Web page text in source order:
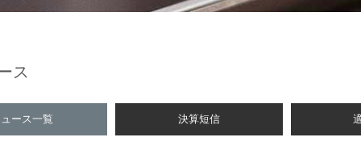
ス
ース一覧 決算短信